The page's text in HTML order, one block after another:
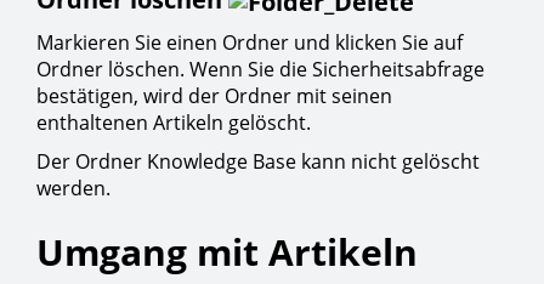
Markieren Sie einen Ordner und klicken Sie auf
Ordner löschen. Wenn Sie die Sicherheitsabfrage
bestätigen, wird der Ordner mit seinen
enthaltenen Artikeln gelöscht.
Der Ordner Knowledge Base kann nicht gelöscht
werden.
Umgang mit Artikeln